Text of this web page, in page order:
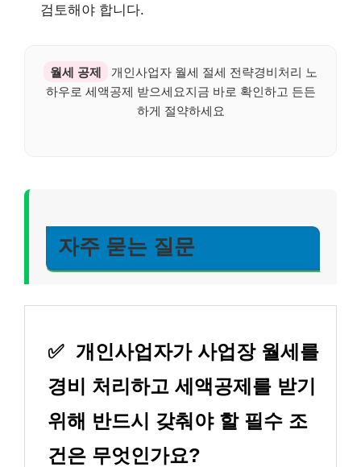
검토해야 합니다.
월세 공제
개인사업자 월세 절세 전략경비처리 노
하우로 세액공제 받으세요지금 바로 확인하고 든든
하게 절약하세요
자주 묻는 질문
✅ 개인사업자가 사업장 월세를
경비 처리하고 세액공제를 받기
위해 반드시 갖춰야 할 필수 조
건은 무엇인가요?